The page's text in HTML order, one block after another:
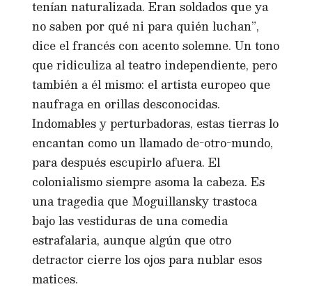
tenían naturalizada. Eran soldados que ya
no saben por qué ni para quién luchan”,
dice el francés con acento solemne. Un tono
que ridiculiza al teatro independiente, pero
también a él mismo: el artista europeo que
naufraga en orillas desconocidas.
Indomables y perturbadoras, estas tierras lo
encantan como un llamado de-otro-mundo,
para después escupirlo afuera. El
colonialismo siempre asoma la cabeza. Es
una tragedia que Moguillansky trastoca
bajo las vestiduras de una comedia
estrafalaria, aunque algún que otro
detractor cierre los ojos para nublar esos
matices.